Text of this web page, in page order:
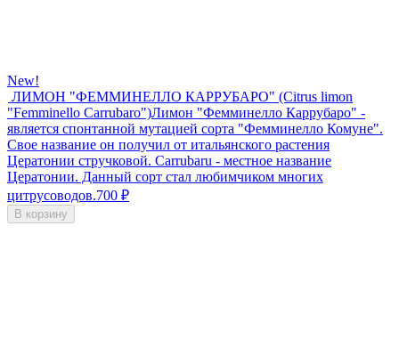
New!
ЛИМОН "ФЕММИНЕЛЛО КАРРУБАРО" (Citrus limon
"Femminello Carrubaro")Лимон "Фемминелло Каррубаро" -
является спонтанной мутацией сорта "Фемминелло Комуне".
Свое название он получил от итальянского растения
Цератонии стручковой. Carrubaru - местное название
Цератонии. Данный сорт стал любимчиком многих
цитрусоводов.700 ₽
В корзину